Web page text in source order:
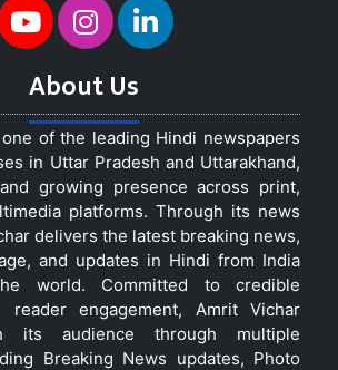
About Us
of the leading Hindi newspapers
in Uttar Pradesh and Uttarakhand,
growing presence across print,
platforms. Through its news
delivers the latest breaking news,
and updates in Hindi from India
world. Committed to credible
reader engagement, Amrit Vichar
its audience through multiple
Breaking News updates, Photo